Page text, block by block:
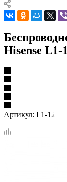
Hisense L1-
Артикул: L1-12